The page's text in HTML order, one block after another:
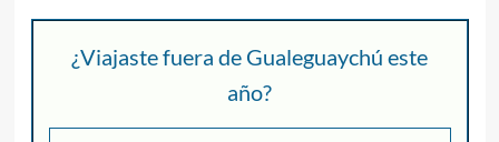
¿Viajaste fuera de Gualeguaychú este
año?